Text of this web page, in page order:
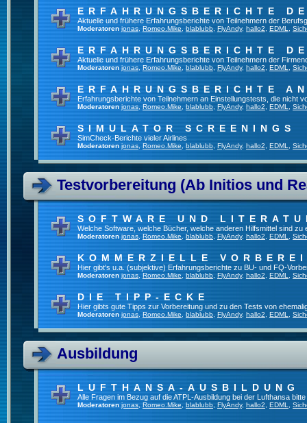
ERFAHRUNGSBERICHTE
Aktuelle und frühere Erfahrungsberichte von Teilnehmern der
Moderatoren jonas Romeo.Mike blablubb FlyAndy, hallo2 EDML
ERFAHRUNGSBERICHTE
Aktuelle und frühere Erfahrungsberichte von Teilnehmern der
Moderatoren jonas Romeo.Mike blablubb FlyAndy, hallo2 EDML
ERFAHRUNGSBERICHTE
Erfahrungsberichte von Teilnehmern an Einstellungstests, die nicht
Moderatoren jonas Romeo.Mike blablubb FlyAndy, hallo2 EDML
SIMULATOR SCREENINGS
SimCheck-Berichte vieler Airlines
Moderatoren jonas Romeo.Mike blablubb FlyAndy, hallo2 EDML
Testvorbereitung (Ab Initios und
SOFTWARE UND
Welche Software, welche Bücher, welche anderen Hilfsmittel sind zu
Moderatoren jonas Romeo.Mike blablubb FlyAndy, hallo2 EDML
KOMMERZIELLE
Hier gibt's u.a. (subjektive) Erfahrungsberichte zu BU- und FQ-
Moderatoren jonas Romeo.Mike blablubb FlyAndy, hallo2 EDML
DIE TIPP-ECKE
Hier gibts gute Tipps zur Vorbereitung und zu den Tests von
Moderatoren jonas Romeo.Mike blablubb FlyAndy, hallo2 EDML
Ausbildung
LUFTHANSA-AUSBILDUNG
Alle Fragen im Bezug auf die ATPL-Ausbildung bei der Lufthansa
Moderatoren jonas Romeo.Mike blablubb FlyAndy, hallo2 EDML